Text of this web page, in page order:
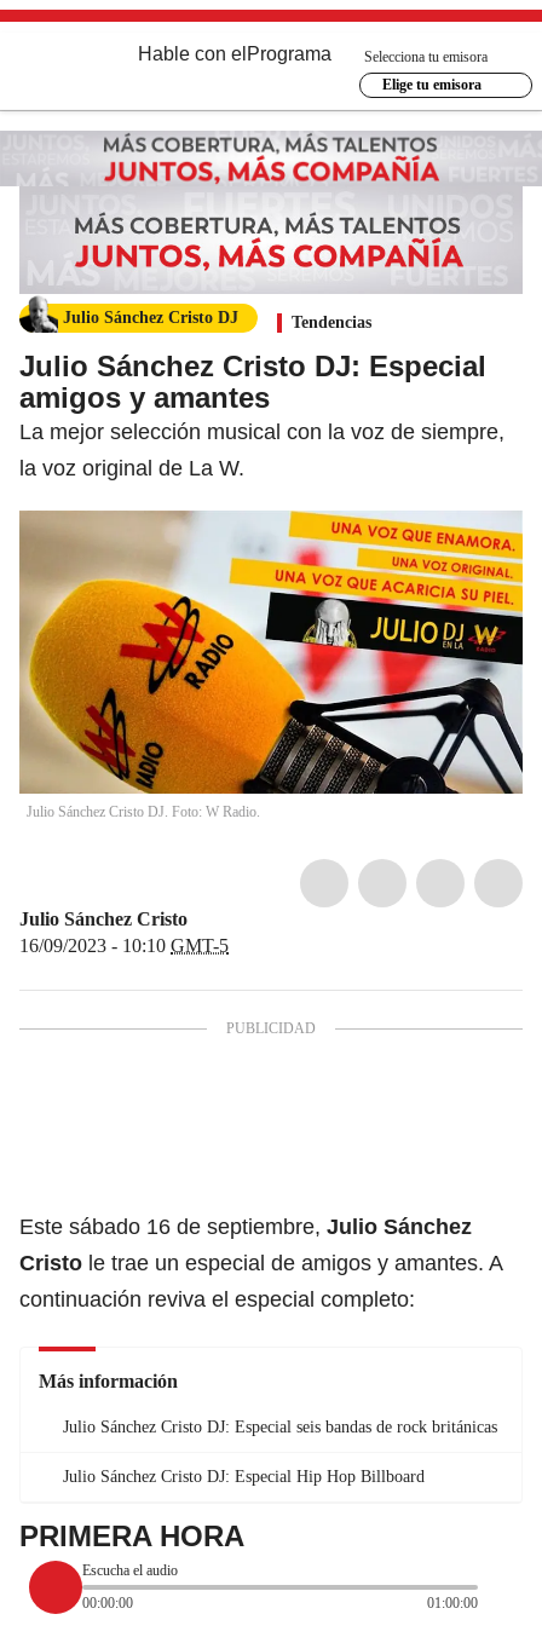
Hable con el Programa
Selecciona tu emisora
Elige tu emisora
Julio Sánchez Cristo DJ Tendencias
Julio Sánchez Cristo DJ: Especial
amigos y amantes
La mejor selección musical con la voz de siempre,
la voz original de La W.
Julio Sánchez Cristo DJ. Foto: W Radio.
Julio Sánchez Cristo
16/09/2023 - 10:10 GMT-5
Este sábado 16 de septiembre, Julio Sánchez
Cristo le trae un especial de amigos y amantes. A
continuación reviva el especial completo:
Más información
Julio Sánchez Cristo DJ: Especial seis bandas de rock británicas
Julio Sánchez Cristo DJ: Especial Hip Hop Billboard
PRIMERA HORA
Escucha el audio
00:00:00
01:00:00